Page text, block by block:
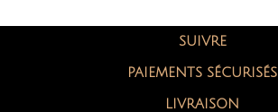
SUIVRE
PAIEMENTS SÉCURISÉS
LIVRAISON